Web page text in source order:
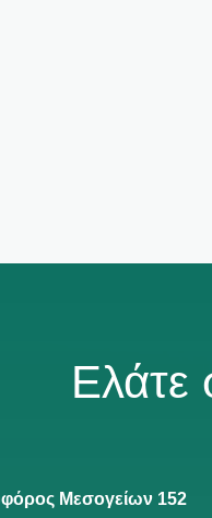
Ελάτε
Μεσογείων 152